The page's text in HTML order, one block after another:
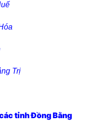
Trị
tỉnh Đồng Bằng